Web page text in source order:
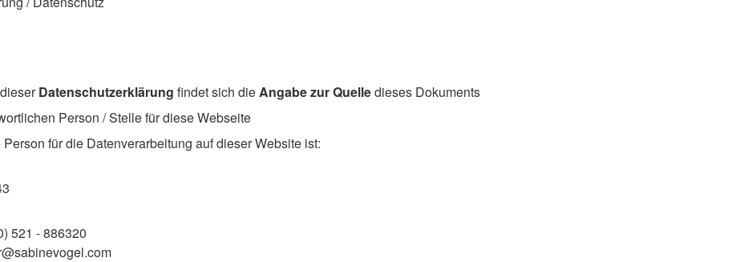
Datenschutzerklärung findet sich dieAngabe zur Quelledieses Dokuments
Person / Stelle für diese Webseite
für die Datenverarbeitung auf dieser Website ist:
- 886320